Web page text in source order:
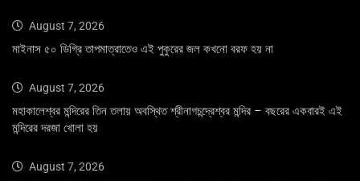
August 7, 2026
মাইনাস ৫০ ডিগ্রি তাপমাত্রাতেও এই পুকুরের জল কখনো বরফ হয় না
August 7, 2026
মহাকালেশ্বর মন্দিরের তিন তলায় অবস্থিত শ্রীনাগচন্দ্রেশ্বর মন্দির – বছরের একবারই এই
মন্দিরের দরজা খোলা হয়
August 7, 2026